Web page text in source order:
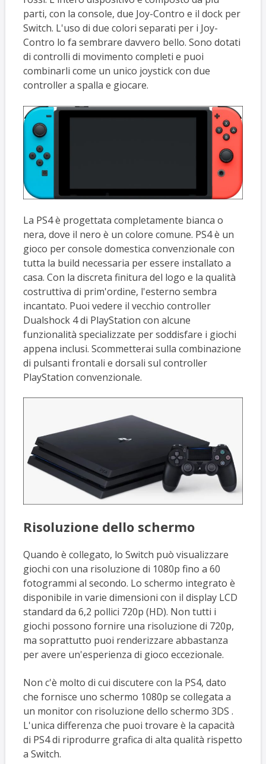
parti, con la console, due Joy-Contro e il dock per
Switch. L'uso di due colori separati per i Joy-
Contro lo fa sembrare davvero bello. Sono dotati
di controlli di movimento completi e puoi
combinarli come un unico joystick con due
controller a spalla e giocare.
La PS4 è progettata completamente bianca o
nera, dove il nero è un colore comune. PS4 è un
gioco per console domestica convenzionale con
tutta la build necessaria per essere installato a
casa. Con la discreta finitura del logo e la qualità
costruttiva di prim'ordine, l'esterno sembra
incantato. Puoi vedere il vecchio controller
Dualshock 4 di PlayStation con alcune
funzionalità specializzate per soddisfare i giochi
appena inclusi. Scommetterai sulla combinazione
di pulsanti frontali e dorsali sul controller
PlayStation convenzionale.
Risoluzione dello schermo
Quando è collegato, lo Switch può visualizzare
giochi con una risoluzione di 1080p fino a 60
fotogrammi al secondo. Lo schermo integrato è
disponibile in varie dimensioni con il display LCD
standard da 6,2 pollici 720p (HD). Non tutti i
giochi possono fornire una risoluzione di 720p,
ma soprattutto puoi renderizzare abbastanza
per avere un'esperienza di gioco eccezionale.
Non c'è molto di cui discutere con la PS4, dato
che fornisce uno schermo 1080p se collegata a
un monitor con risoluzione dello schermo 3DS .
L'unica differenza che puoi trovare è la capacità
di PS4 di riprodurre grafica di alta qualità rispetto
a Switch.